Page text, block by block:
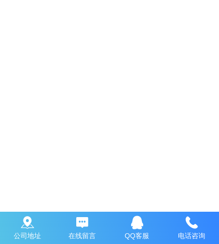
公司地址 在线留言 QQ客服 电话咨询